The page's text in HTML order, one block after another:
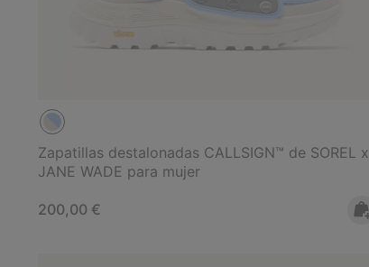
Zapatillas destalonadas CALLSIGN™ de SOREL x
JANE WADE para mujer
Regular price:
200,00 €